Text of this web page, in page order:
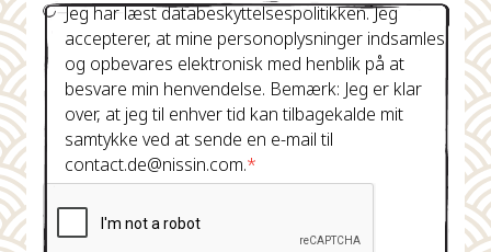
Jeg har læst databeskyttelsespolitikken. Jeg
accepterer, at mine personoplysninger indsamles
og opbevares elektronisk med henblik på at
besvare min henvendelse. Bemærk: Jeg er klar
over, at jeg til enhver tid kan tilbagekalde mit
samtykke ved at sende en e-mail til
contact.de@nissin.com.*